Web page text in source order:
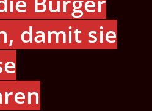
damit sie